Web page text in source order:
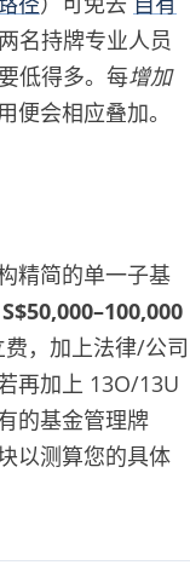
名持牌专业人员
低得多。每增加
便会相应叠加。
精简的单一子基
S$50,000–100,000
，加上法律/公司
再加上 13O/13U
的基金管理牌
以测算您的具体